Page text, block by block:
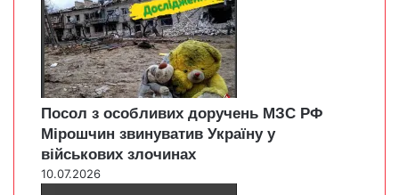
Посол з особливих доручень МЗС РФ
Мірошчин звинуватив Україну у
військових злочинах
10.07.2026